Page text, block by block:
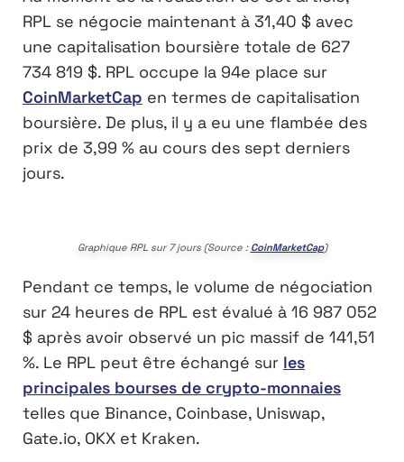
RPL se négocie maintenant à 31,40 $ avec
une capitalisation boursière totale de 627
734 819 $. RPL occupe la 94e place sur
CoinMarketCap en termes de capitalisation
boursière. De plus, il y a eu une flambée des
prix de 3,99 % au cours des sept derniers
jours.
Graphique RPL sur 7 jours (Source : CoinMarketCap)
Pendant ce temps, le volume de négociation
sur 24 heures de RPL est évalué à 16 987 052
$ après avoir observé un pic massif de 141,51
%. Le RPL peut être échangé sur les
principales bourses de crypto-monnaies
telles que Binance, Coinbase, Uniswap,
Gate.io, OKX et Kraken.